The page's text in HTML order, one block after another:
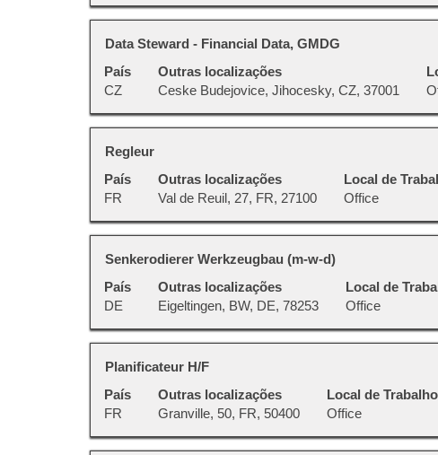
visualizar
as
informações
dela.
a
de
espaço
pressionada
visualizar
as
informações
dela.
Título
Data Steward - Financial Data, GMDG
País
CZ
Outras localizações
Ceske Budejovice, Jihocesky, CZ, 37001
Selecione
vaga
com
a
de
espaço
pressionada
visualizar
as
informações
dela.
Título
Regleur
País
FR
Outras localizações
Val de Reuil, 27, FR, 27100
Local de
Office
Selecione
vaga
com
a
de
espaço
pressionada
visualizar
as
informações
dela.
Título
Senkerodierer Werkzeugbau (m-w-d)
País
DE
Outras localizações
Eigeltingen, BW, DE, 78253
Local de
Office
Selecione
vaga
com
a
de
espaço
pressionada
visualizar
Título
Planificateur H/F
País
FR
Outras localizações
Granville, 50, FR, 50400
Local de Trabalho
Office
Selecione
vaga
com
a